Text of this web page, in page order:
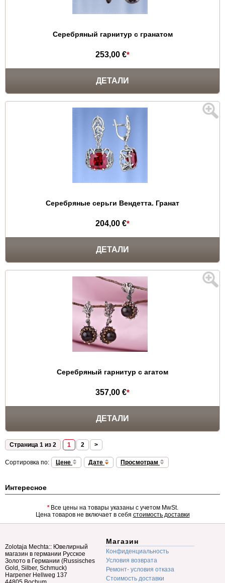
Серебряный гарнитур с гранатом
253,00 €*
ДЕТАЛИ
Серебряные серьги Вендетта. Гранат
204,00 €*
ДЕТАЛИ
Серебряный гарнитур c агатом
357,00 €*
ДЕТАЛИ
Страница 1 из 2 1 2 >
Сортировка по: Цене Дате Просмотрам
Интересное
*Все цены на товары указаны с учетом MwSt.
Цена товаров не включает в себя стоимость доставки
Zolotaja Mechta:: Ювелирный
магазин в германии Русское
Золото в Германии (Russisches
Gold, Silber, Schmuck)
Harpener Hellweg 137
Магазин
Конфиденциальность
Условия возврата
Ремонт- условия отказа
Стоимость доставки